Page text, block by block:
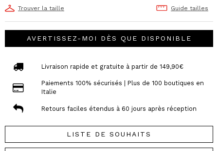
Trouver la taille Guide tailles
AVERTISSEZ-MOI DÈS QUE DISPONIBLE
Livraison rapide et gratuite à partir de 149,90€
Paiements 100% sécurisés | Plus de 100 boutiques en
Italie
Retours faciles étendus à 60 jours après réception
LISTE DE SOUHAITS